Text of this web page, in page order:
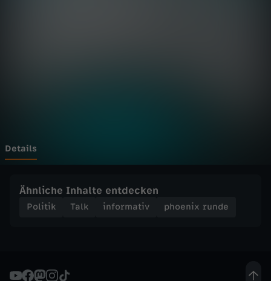
-
P
u
i
Details
Ähnliche Inhalte entdecken
Politik Talk informativ phoenix runde